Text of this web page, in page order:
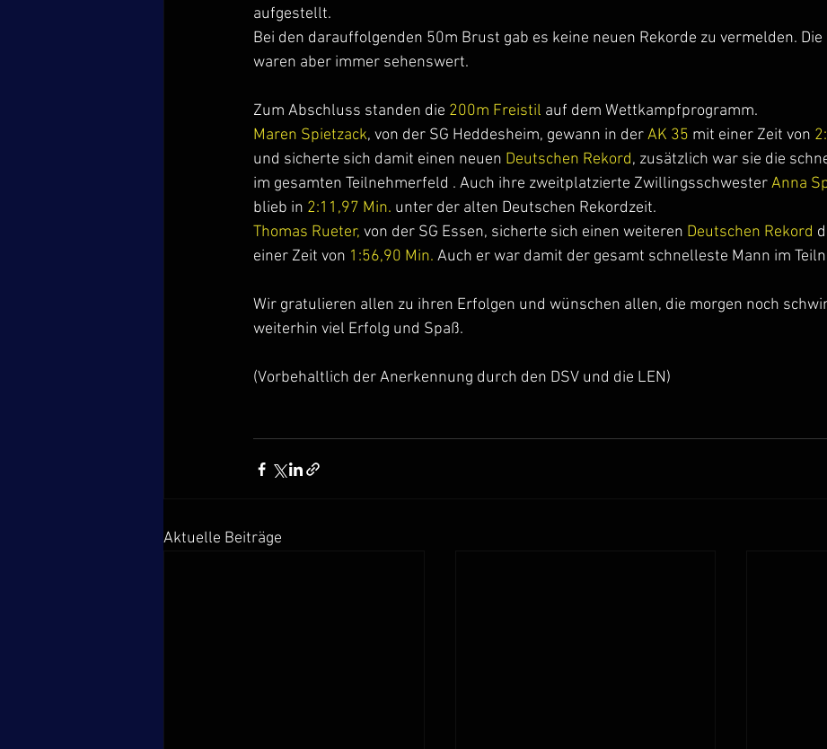
aufgestellt.
Bei den darauffolgenden 50m Brust gab es keine neuen Rekorde zu vermelden.
waren aber immer sehenswert.
Zum Abschluss standen die 200m Freistil auf dem Wettkampfprogramm.
Maren Spietzack, von der SG Heddesheim, gewann in der AK 35 mit einer Zeit von
und sicherte sich damit einen neuen Deutschen Rekord, zusätzlich war sie die
im gesamten Teilnehmerfeld . Auch ihre zweitplatzierte Zwillingsschwester Anna
blieb in 2:11,97 Min. unter der alten Deutschen Rekordzeit.
Thomas Rueter, von der SG Essen, sicherte sich einen weiteren Deutschen Rekord
einer Zeit von 1:56,90 Min. Auch er war damit der gesamt schnelleste Mann im
Wir gratulieren allen zu ihren Erfolgen und wünschen allen, die morgen noch
weiterhin viel Erfolg und Spaß.
(Vorbehaltlich der Anerkennung durch den DSV und die LEN)
Aktuelle Beiträge